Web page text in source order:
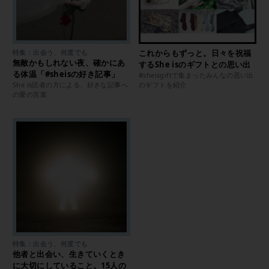
特集：出会う、何度でも
無敵かもしれない夜、確かにあ
る体温「#sheisの好き記事」
She is読者の方による、好きな記事へ
の愛の言葉
これからもずっと。日々を祝福
するShe isのギフトとの思い出
#sheisgiftで集まったみんなの思い出
のギフトを紹介
特集：出会う、何度でも
他者と出会い、生きていくとき
に大切にしていること。15人の